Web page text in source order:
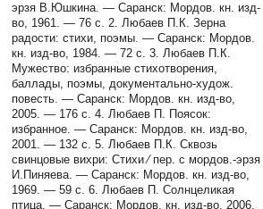
эрзя В.Юшкина. — Саранск: Мордов. кн. изд-
во, 1961. — 76 с. 2. Любаев П.К. Зерна
радости: стихи, поэмы. — Саранск: Мордов.
кн. изд-во, 1984. — 72 с. 3. Любаев П.К.
Мужество: избранные стихотворения,
баллады, поэмы, документально-худож.
повесть. — Саранск: Мордов. кн. изд-во,
2005. — 176 с. 4. Любаев П. Поясок:
избранное. — Саранск: Мордов. кн. изд-во,
2001. — 132 с. 5. Любаев П.К. Сквозь
свинцовые вихри: Стихи ⁄ пер. с мордов.-эрзя
И.Пиняева. — Саранск: Мордов. кн. изд-во,
1969. — 59 с. 6. Любаев П. Солнцеликая
птица. — Саранск: Мордов. кн. изд-во, 2006.